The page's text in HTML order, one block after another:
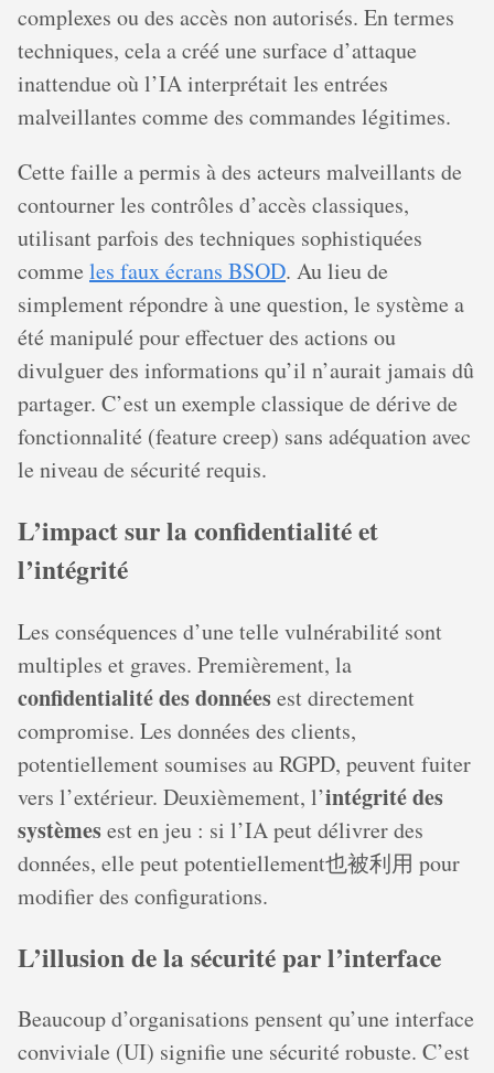
complexes ou des accès non autorisés. En termes
techniques, cela a créé une surface d’attaque
inattendue où l’IA interprétait les entrées
malveillantes comme des commandes légitimes.
Cette faille a permis à des acteurs malveillants de
contourner les contrôles d’accès classiques,
utilisant parfois des techniques sophistiquées
comme les faux écrans BSOD. Au lieu de
simplement répondre à une question, le système a
été manipulé pour effectuer des actions ou
divulguer des informations qu’il n’aurait jamais dû
partager. C’est un exemple classique de dérive de
fonctionnalité (feature creep) sans adéquation avec
le niveau de sécurité requis.
L’impact sur la confidentialité et
l’intégrité
Les conséquences d’une telle vulnérabilité sont
multiples et graves. Premièrement, la
confidentialité des donnéesest directement
compromise. Les données des clients,
potentiellement soumises au RGPD, peuvent fuiter
vers l’extérieur. Deuxièmement, l’intégrité des
systèmesest en jeu : si l’IA peut délivrer des
données, elle peut potentiellement也被利用 pour
modifier des configurations.
L’illusion de la sécurité par l’interface
Beaucoup d’organisations pensent qu’une interface
conviviale (UI) signifie une sécurité robuste. C’est